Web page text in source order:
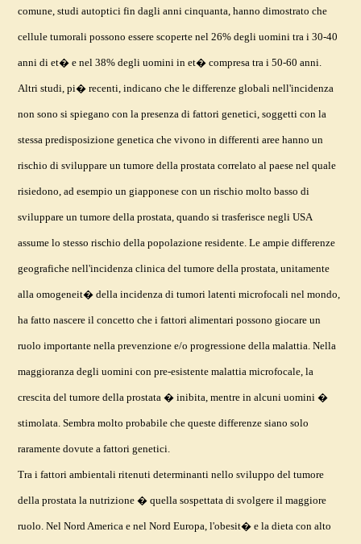
comune, studi autoptici fin dagli anni cinquanta, hanno dimostrato che
cellule tumorali possono essere scoperte nel 26% degli uomini tra i 30-40
anni di et� e nel 38% degli uomini in et� compresa tra i 50-60 anni.
Altri studi, pi� recenti, indicano che le differenze globali nell'incidenza
non sono si spiegano con la presenza di fattori genetici, soggetti con la
stessa predisposizione genetica che vivono in differenti aree hanno un
rischio di sviluppare un tumore della prostata correlato al paese nel quale
risiedono, ad esempio un giapponese con un rischio molto basso di
sviluppare un tumore della prostata, quando si trasferisce negli USA
assume lo stesso rischio della popolazione residente. Le ampie differenze
geografiche nell'incidenza clinica del tumore della prostata, unitamente
alla omogeneit� della incidenza di tumori latenti microfocali nel mondo,
ha fatto nascere il concetto che i fattori alimentari possono giocare un
ruolo importante nella prevenzione e/o progressione della malattia. Nella
maggioranza degli uomini con pre-esistente malattia microfocale, la
crescita del tumore della prostata � inibita, mentre in alcuni uomini �
stimolata. Sembra molto probabile che queste differenze siano solo
raramente dovute a fattori genetici.
Tra i fattori ambientali ritenuti determinanti nello sviluppo del tumore
della prostata la nutrizione � quella sospettata di svolgere il maggiore
ruolo. Nel Nord America e nel Nord Europa, l'obesit� e la dieta con alto